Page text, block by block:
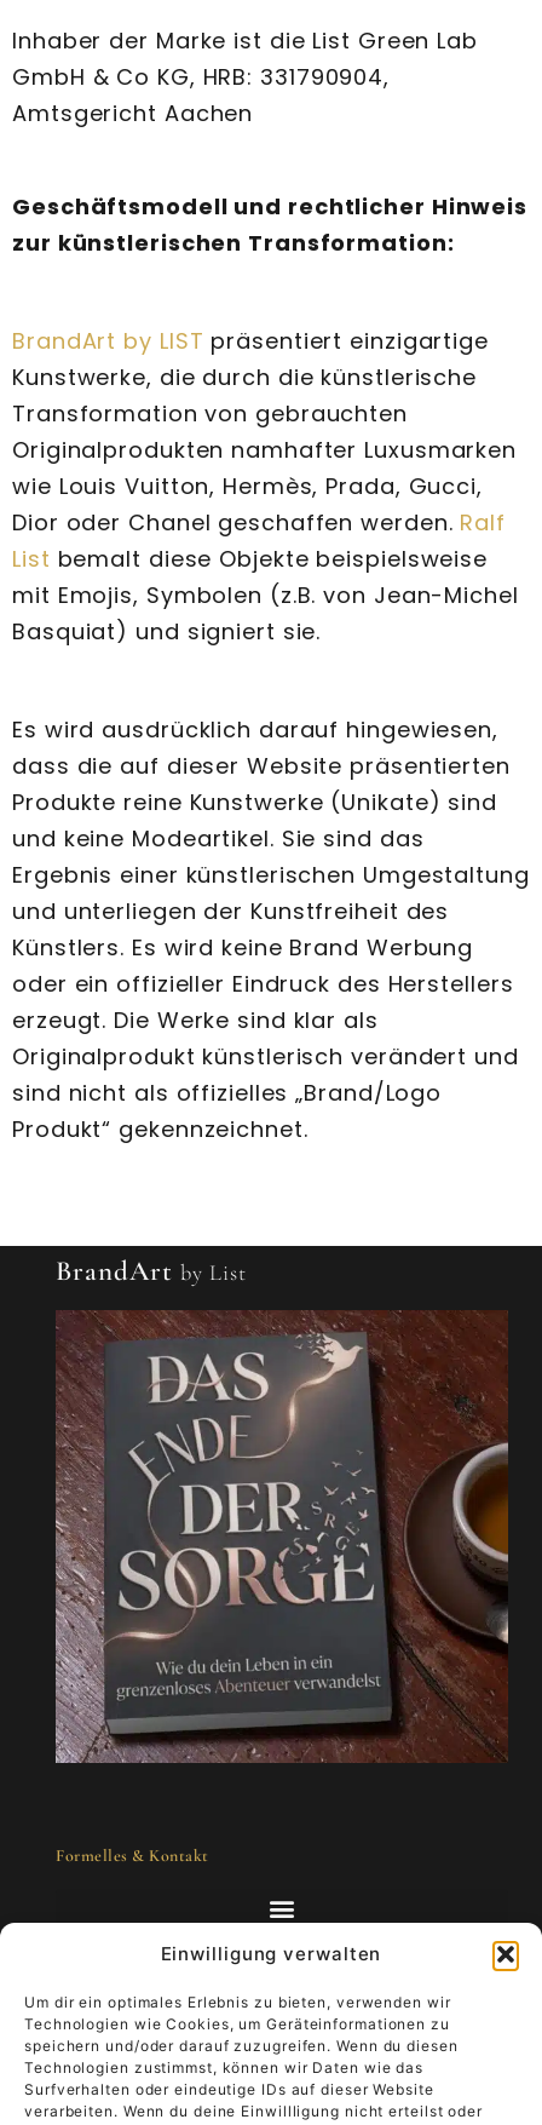
Einwilligung verwalten
Um dir ein optimales Erlebnis zu bieten, verwenden wir
Technologien wie Cookies, um Geräteinformationen zu
speichern und/oder darauf zuzugreifen. Wenn du diesen
Technologien zustimmst, können wir Daten wie das
Surfverhalten oder eindeutige IDs auf dieser Website
verarbeiten. Wenn du deine Einwillligung nicht erteilst oder
Inhaber der Marke ist die List Green Lab
GmbH & Co KG, HRB: 331790904,
Amtsgericht Aachen
Geschäftsmodell und rechtlicher Hinweis
zur künstlerischen Transformation:
BrandArt by LIST präsentiert einzigartige
Kunstwerke, die durch die künstlerische
Transformation von gebrauchten
Originalprodukten namhafter Luxusmarken
wie Louis Vuitton, Hermès, Prada, Gucci,
Dior oder Chanel geschaffen werden. Ralf
List bemalt diese Objekte beispielsweise
mit Emojis, Symbolen (z.B. von Jean-Michel
Basquiat) und signiert sie.
Es wird ausdrücklich darauf hingewiesen,
dass die auf dieser Website präsentierten
Produkte reine Kunstwerke (Unikate) sind
und keine Modeartikel. Sie sind das
Ergebnis einer künstlerischen Umgestaltung
und unterliegen der Kunstfreiheit des
Künstlers. Es wird keine Brand Werbung
oder ein offizieller Eindruck des Herstellers
erzeugt. Die Werke sind klar als
Originalprodukt künstlerisch verändert und
sind nicht als offizielles „Brand/Logo
Produkt“ gekennzeichnet.
BrandArt by List
Formelles & Kontakt
Kunst zum Mitnehmen - Luxus, der lebt
Stell dir vor, dein Kunstwerk begleitet dich